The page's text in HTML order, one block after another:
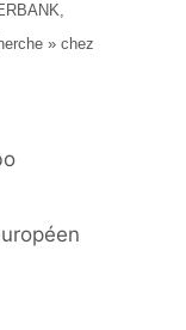
» chez